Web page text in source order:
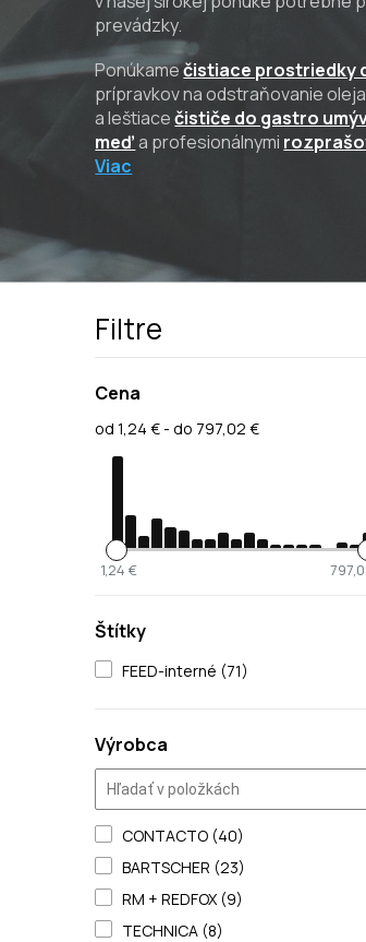
prevádzky.
Ponúkamečistiace prostriedky
prípravkov na odstraňovanie
a leštiacečističe do gastro
meďa profesionálnymi
Viac
Filtre
Cena
od 1,24 € - do 797,02 €
1,24 €
Štítky
FEED-interné (71)
Výrobca
CONTACTO (40)
BARTSCHER (23)
RM + REDFOX (9)
TECHNICA (8)